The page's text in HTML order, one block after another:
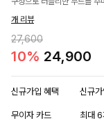
개 리뷰
27,600
10% 24,900
신규가입 혜택 신규
무이자 카드 최대 6